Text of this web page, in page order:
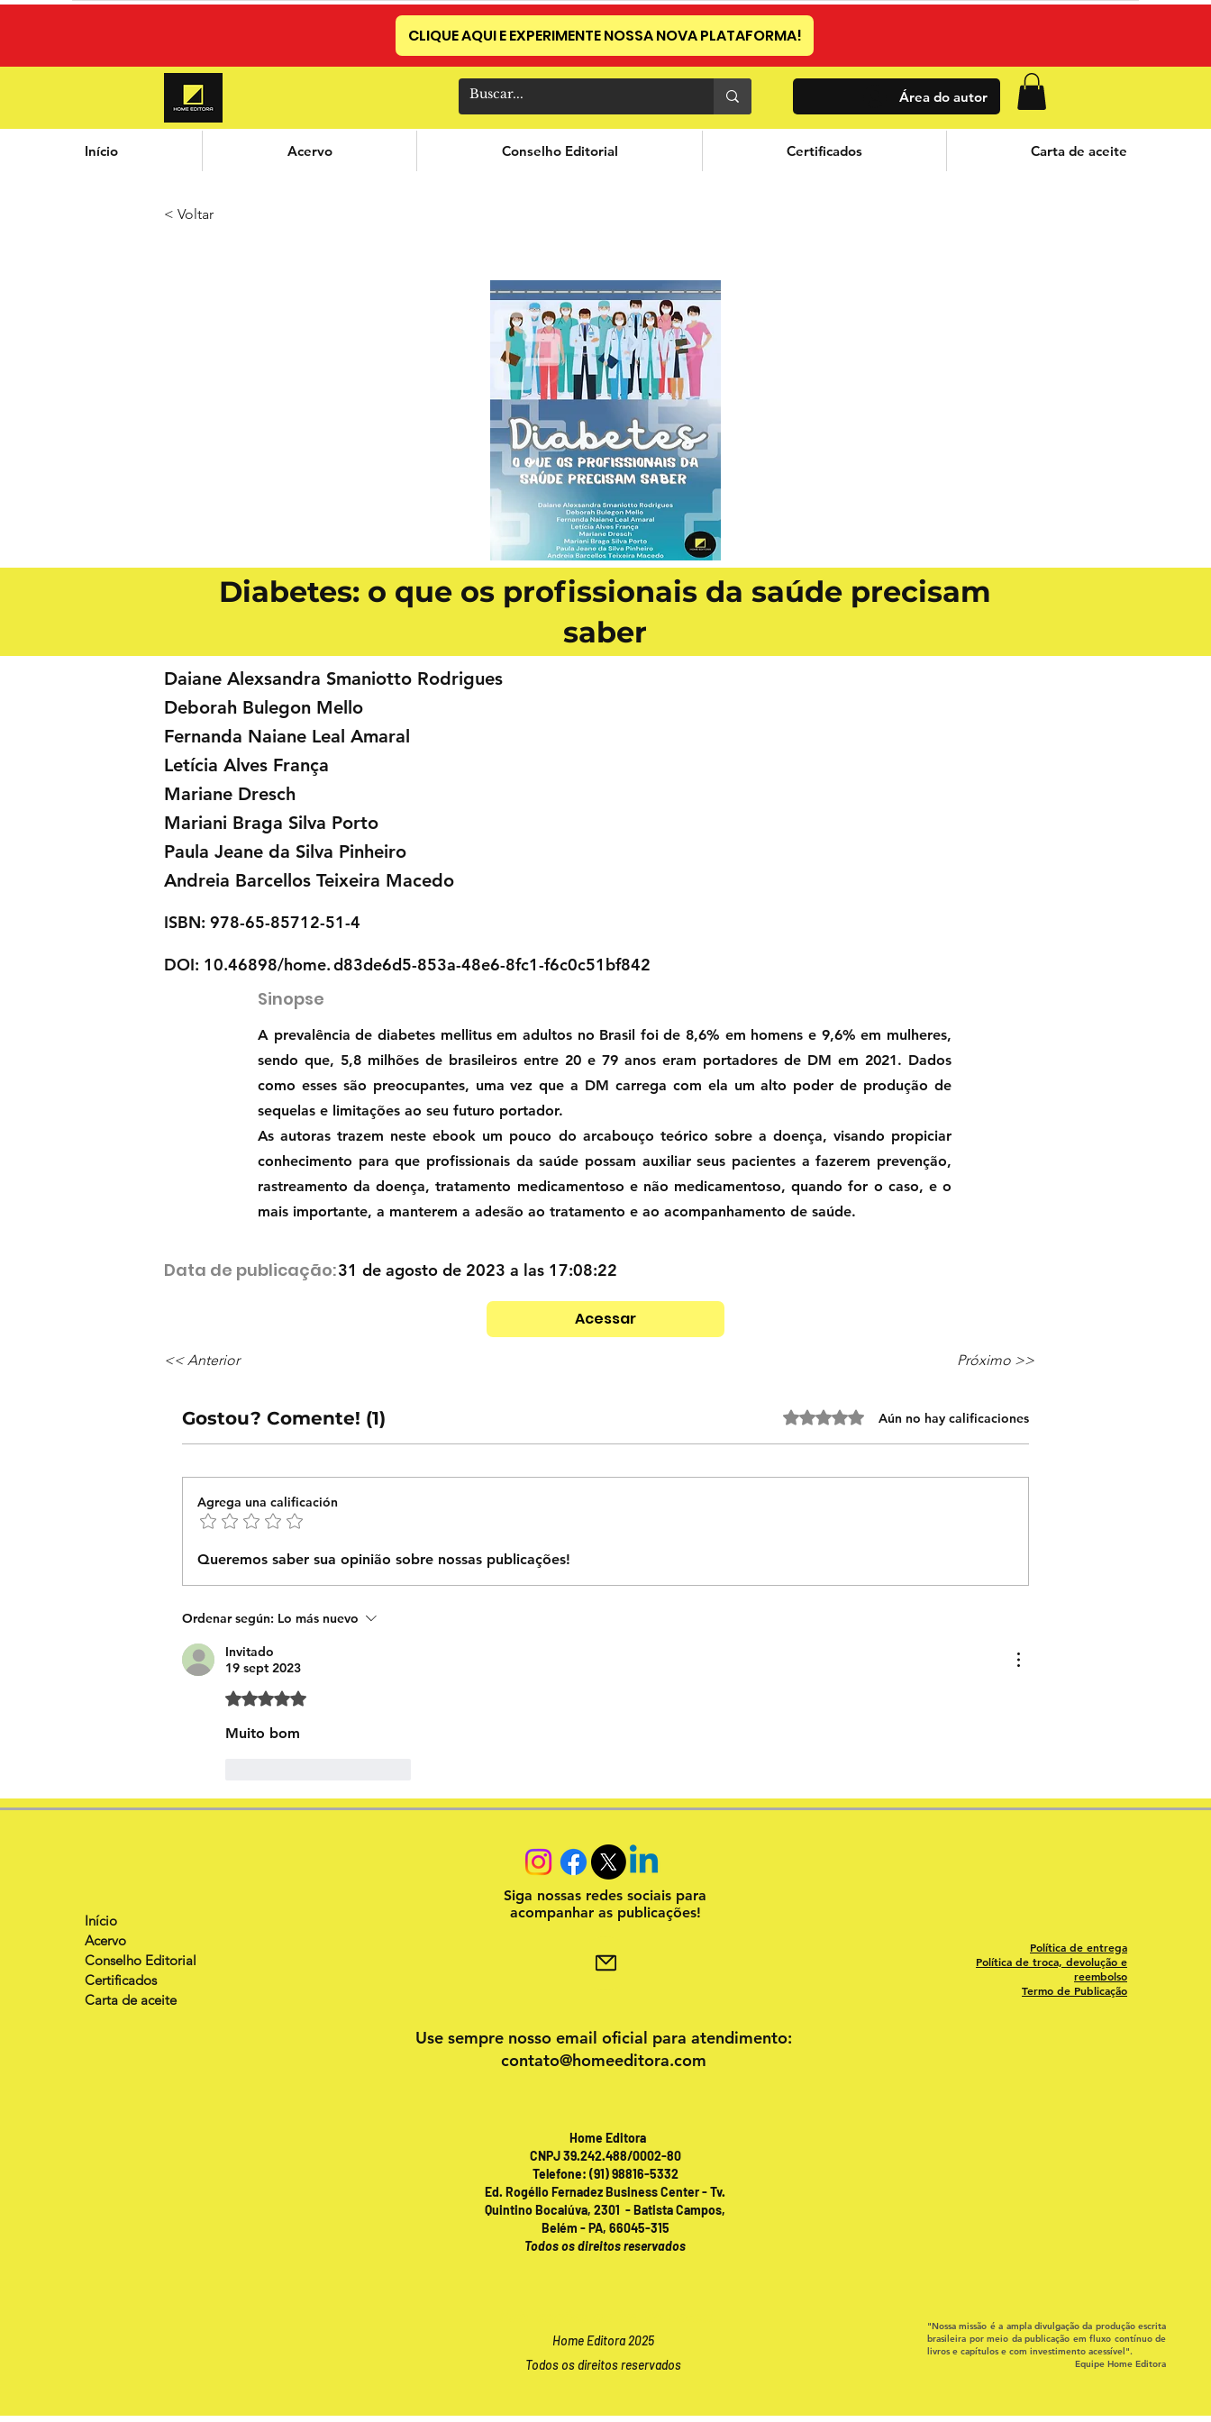
Área do autor
CLIQUE AQUI E EXPERIMENTE NOSSA NOVA PLATAFORMA!
Início Acervo Conselho Editorial Certificados Carta de aceite
< Voltar
Diabetes: o que os profissionais da saúde precisam
saber
Daiane Alexsandra Smaniotto Rodrigues
Deborah Bulegon Mello
Fernanda Naiane Leal Amaral
Letícia Alves França
Mariane Dresch
Mariani Braga Silva Porto
Paula Jeane da Silva Pinheiro
Andreia Barcellos Teixeira Macedo
ISBN: 978-65-85712-51-4
DOI: 10.46898/home.d83de6d5-853a-48e6-8fc1-f6c0c51bf842
Sinopse
A prevalência de diabetes mellitus em adultos no Brasil foi de 8,6% em homens e 9,6% em mulheres,
sendo que, 5,8 milhões de brasileiros entre 20 e 79 anos eram portadores de DM em 2021. Dados
como esses são preocupantes, uma vez que a DM carrega com ela um alto poder de produção de
sequelas e limitações ao seu futuro portador.
As autoras trazem neste ebook um pouco do arcabouço teórico sobre a doença, visando propiciar
conhecimento para que profissionais da saúde possam auxiliar seus pacientes a fazerem prevenção,
rastreamento da doença, tratamento medicamentoso e não medicamentoso, quando for o caso, e o
mais importante, a manterem a adesão ao tratamento e ao acompanhamento de saúde.
Data de publicação:31 de agosto de 2023 a las 17:08:22
Acessar
<< Anterior Próximo >>
Gostou? Comente! (1) Obtuvo 0 de 5 estrellas.Aún no hay calificaciones
Agrega una calificación
Queremos saber sua opinião sobre nossas publicações!
Ordenar según: Lo más nuevo
Invitado
19 sept 2023
Obtuvo 5 de 5 estrellas.
Muito bom
Início
Acervo
Conselho Editorial
Certificados
Carta de aceite
Siga nossas redes sociais para
acompanhar as publicações!
Política de entrega
Política de troca, devolução e
reembolso
Termo de Publicação
Use sempre nosso email oficial para atendimento:
contato@homeeditora.com
Home Editora
CNPJ 39.242.488/0002-80
Telefone: (91) 98816-5332
Ed. Rogélio Fernadez Business Center - Tv.
Quintino Bocaiúva, 2301 - Batista Campos,
Belém - PA, 66045-315
Todos os direitos reservados
Home Editora 2025
Todos os direitos reservados
"Nossa missão é a ampla divulgação da produção escrita
brasileira por meio da publicação em fluxo contínuo de
livros e capítulos e com investimento acessível".
Equipe Home Editora